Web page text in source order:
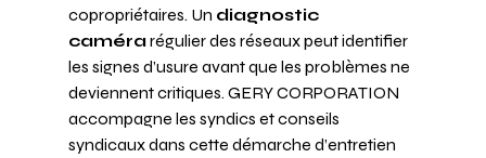
copropriétaires. Un diagnostic
caméra régulier des réseaux peut identifier
les signes d’usure avant que les problèmes ne
deviennent critiques. GERY CORPORATION
accompagne les syndics et conseils
syndicaux dans cette démarche d’entretien